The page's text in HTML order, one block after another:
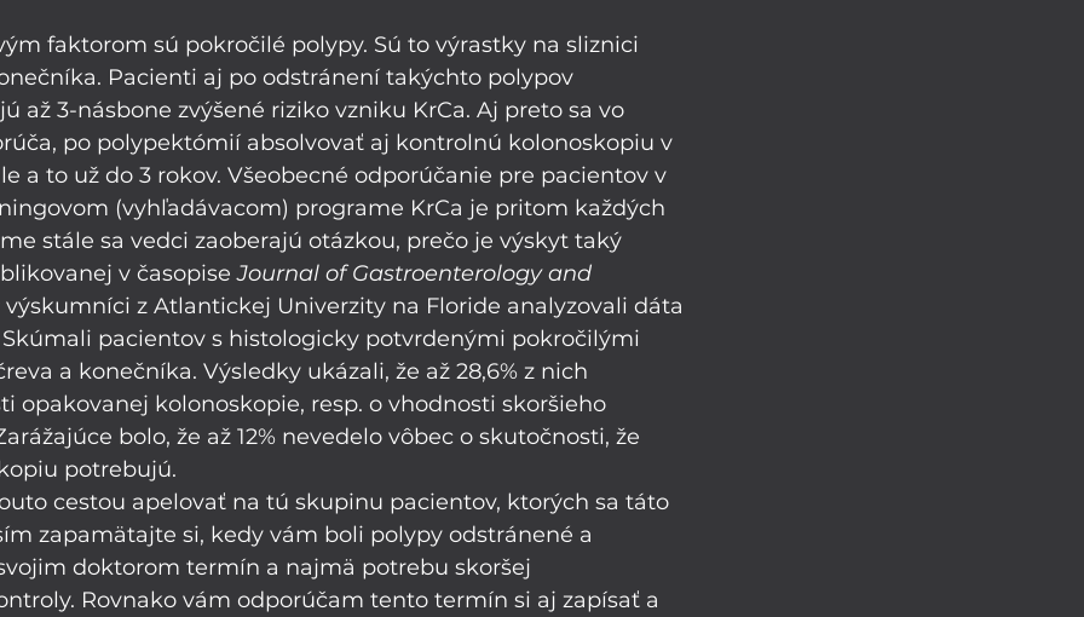
faktorom sú pokročilé polypy. Sú to výrastky na sliznici
Pacienti aj po odstránení takýchto polypov
až 3-násbone zvýšené riziko vzniku KrCa. Aj preto sa vo
po polypektómií absolvovať aj kontrolnú kolonoskopiu v
a to už do 3 rokov. Všeobecné odporúčanie pre pacientov v
(vyhľadávacom) programe KrCa je pritom každých
stále sa vedci zaoberajú otázkou, prečo je výskyt taký
v časopise Journal of Gastroenterology and
výskumníci z Atlantickej Univerzity na Floride analyzovali dáta
pacientov s histologicky potvrdenými pokročilými
a konečníka. Výsledky ukázali, že až 28,6% z nich
opakovanej kolonoskopie, resp. o vhodnosti skoršieho
bolo, že až 12% nevedelo vôbec o skutočnosti, že
potrebujú.
cestou apelovať na tú skupinu pacientov, ktorých sa táto
zapamätajte si, kedy vám boli polypy odstránené a
doktorom termín a najmä potrebu skoršej
Rovnako vám odporúčam tento termín si aj zapísať a